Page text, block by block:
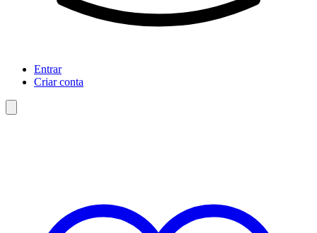
Entrar
Criar conta